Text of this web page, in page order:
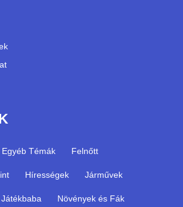
Egyéb Témák Felnőtt
Hírességek Járművek
Játékbaba Növények és Fák